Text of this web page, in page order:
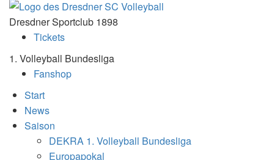
Dresdner Sportclub 1898
Tickets
1. Volleyball Bundesliga
Fanshop
Start
News
Saison
DEKRA 1. Volleyball Bundesliga
Europapokal